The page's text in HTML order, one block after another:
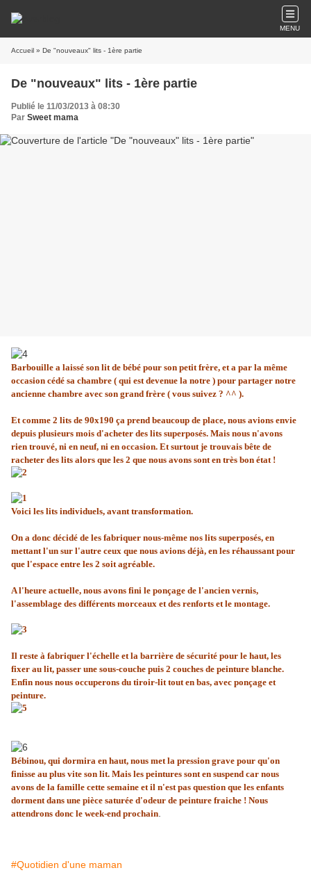
MENU
Accueil » De "nouveaux" lits - 1ère partie
De "nouveaux" lits - 1ère partie
Publié le 11/03/2013 à 08:30
Par Sweet mama
Barbouille a laissé son lit de bébé pour son petit frère, et a par la même
occasion cédé sa chambre ( qui est devenue la notre ) pour partager notre
ancienne chambre avec son grand frère ( vous suivez ? ^^ ).
Et comme 2 lits de 90x190 ça prend beaucoup de place, nous avions envie
depuis plusieurs mois d'acheter des lits superposés. Mais nous n'avons
rien trouvé, ni en neuf, ni en occasion. Et surtout je trouvais bête de
racheter des lits alors que les 2 que nous avons sont en très bon état !
Voici les lits individuels, avant transformation.
On a donc décidé de les fabriquer nous-même nos lits superposés, en
mettant l'un sur l'autre ceux que nous avions déjà, en les réhaussant pour
que l'espace entre les 2 soit agréable.
A l'heure actuelle, nous avons fini le ponçage de l'ancien vernis,
l'assemblage des différents morceaux et des renforts et le montage.
Il reste à fabriquer l'échelle et la barrière de sécurité pour le haut, les
fixer au lit, passer une sous-couche puis 2 couches de peinture blanche.
Enfin nous nous occuperons du tiroir-lit tout en bas, avec ponçage et
peinture.
Bébinou, qui dormira en haut, nous met la pression grave pour qu'on
finisse au plus vite son lit. Mais les peintures sont en suspend car nous
avons de la famille cette semaine et il n'est pas question que les enfants
dorment dans une pièce saturée d'odeur de peinture fraiche ! Nous
attendrons donc le week-end prochain
#Quotidien d'une maman